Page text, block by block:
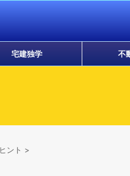
宅建独学 不
ント >